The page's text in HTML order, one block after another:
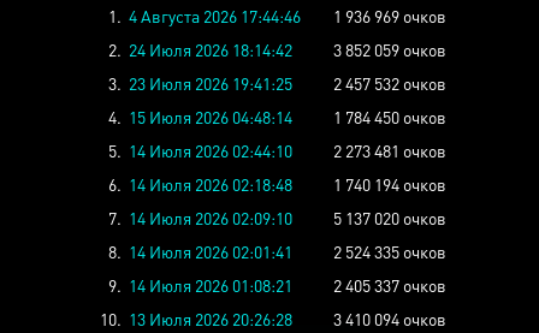
1. 4 Августа 2026 17:44:46
1 936 969 очков
2. 24 Июля 2026 18:14:42
3 852 059 очков
3. 23 Июля 2026 19:41:25
2 457 532 очков
4. 15 Июля 2026 04:48:14
1 784 450 очков
5. 14 Июля 2026 02:44:10
2 273 481 очков
6. 14 Июля 2026 02:18:48
1 740 194 очков
7. 14 Июля 2026 02:09:10
5 137 020 очков
8. 14 Июля 2026 02:01:41
2 524 335 очков
9. 14 Июля 2026 01:08:21
2 405 337 очков
10. 13 Июля 2026 20:26:28 3 410 094 очков